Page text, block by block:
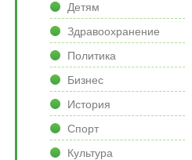
Детям
Здравоохранение
Политика
Бизнес
История
Спорт
Культура